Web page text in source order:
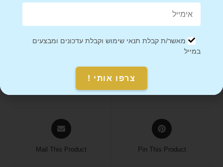
מיוחדים, אז מומלץ להזמין מראש.
Tweet This Product
Share on Facebook
Pin This Product
Mail This Product
מאשר/ת קבלת תנאי שימוש וקבלת עדכונים ומבצעים
במייל
צרפו אותי !